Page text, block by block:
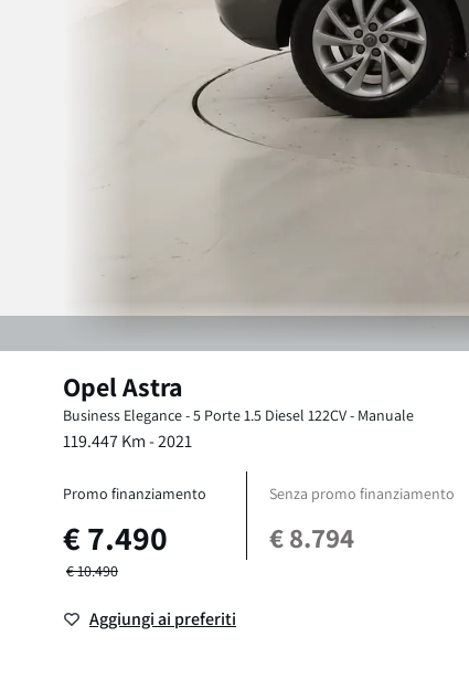
OpelAstra
Business Elegance - 5 Porte1.5 Diesel 122CV- Manuale
119.447Km -2021
Promo finanziamento
€7.490
Senza promo finanziamento
€8.794
€10.490
Aggiungi ai preferiti